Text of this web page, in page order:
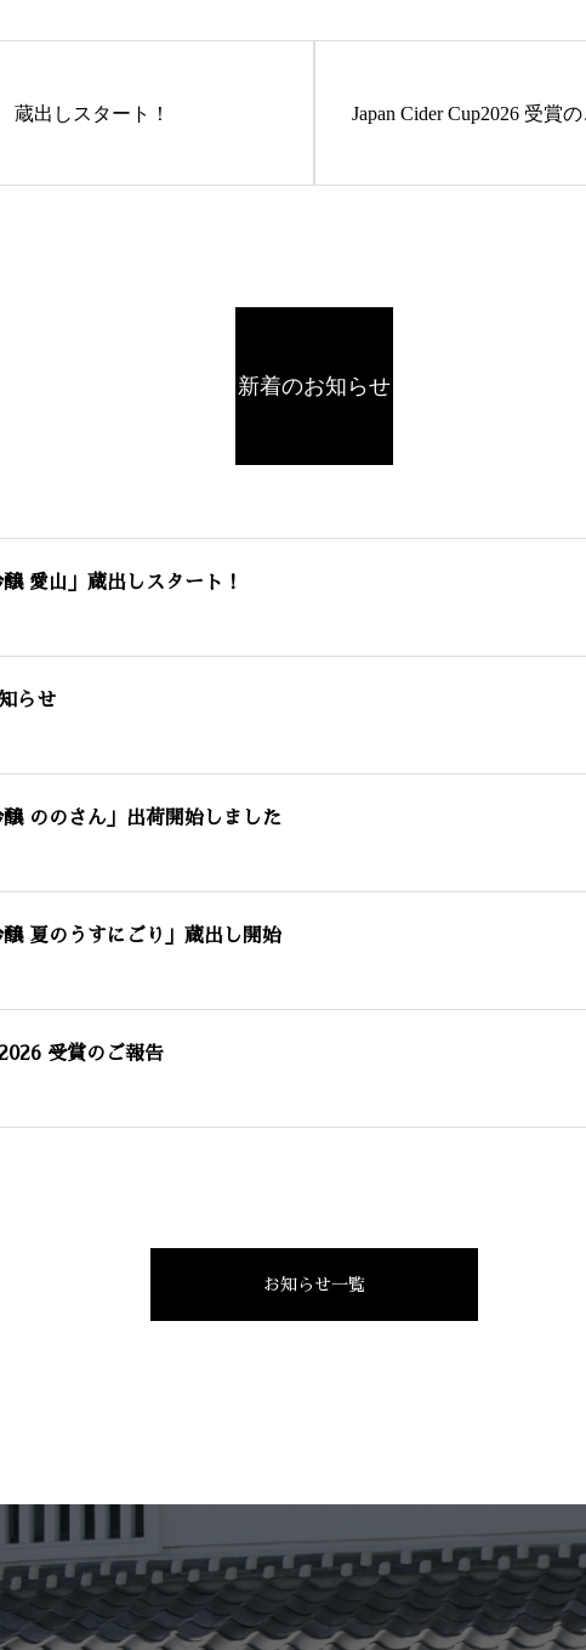
出しスタート！ Japan Cider Cup2026 受賞
新着のお知らせ
愛山」蔵出しスタート！
らせ
醸 ののさん」出荷開始しました
醸 夏のうすにごり」蔵出し開始
受賞のご報告
お知らせ一覧